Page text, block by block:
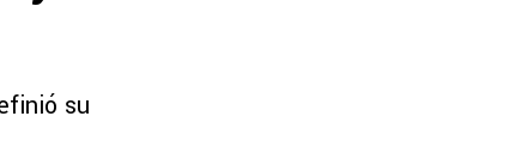
su